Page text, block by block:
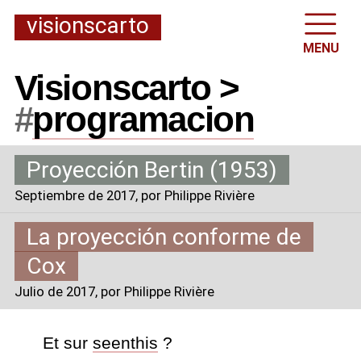
visionscarto
MENU
Visionscarto >
#programacion
Proyección Bertin (1953)
Septiembre de 2017, por Philippe Rivière
La proyección conforme de
Cox
Julio de 2017, por Philippe Rivière
Et sur seenthis ?